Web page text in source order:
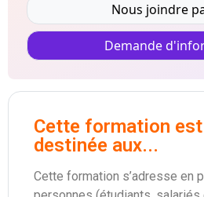
Nous joindre
Demande
Cette formation est
destinée aux...
Cette formation s’adresse en